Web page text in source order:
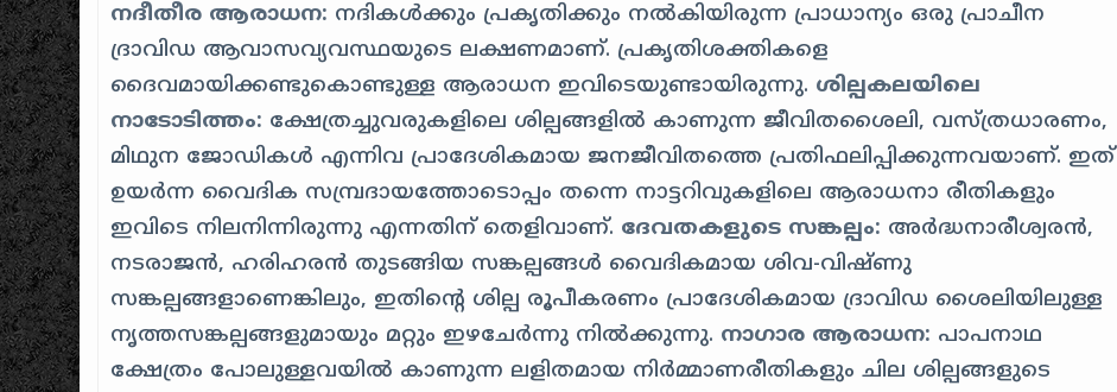
നദീതീര ആരാധന: നദികൾക്കും പ്രകൃതിക്കും നൽകിയിരുന്ന പ്രാധാന്യം ഒരു പ്രാചീന
ദ്രാവിഡ ആവാസവ്യവസ്ഥയുടെ ലക്ഷണമാണ്. പ്രകൃതിശക്തികളെ
ദൈവമായിക്കണ്ടുകൊണ്ടുള്ള ആരാധന ഇവിടെയുണ്ടായിരുന്നു. ശില്പകലയിലെ
നാടോടിത്തം: ക്ഷേത്രച്ചുവരുകളിലെ ശില്പങ്ങളിൽ കാണുന്ന ജീവിതശൈലി, വസ്ത്രധാരണം,
മിഥുന ജോഡികൾ എന്നിവ പ്രാദേശികമായ ജനജീവിതത്തെ പ്രതിഫലിപ്പിക്കുന്നവയാണ്. ഇത്
ഉയർന്ന വൈദിക സമ്പ്രദായത്തോടൊപ്പം തന്നെ നാട്ടറിവുകളിലെ ആരാധനാ രീതികളും
ഇവിടെ നിലനിന്നിരുന്നു എന്നതിന് തെളിവാണ്. ദേവതകളുടെ സങ്കല്പം: അർദ്ധനാരീശ്വരൻ,
നടരാജൻ, ഹരിഹരൻ തുടങ്ങിയ സങ്കല്പങ്ങൾ വൈദികമായ ശിവ-വിഷ്ണു
സങ്കല്പങ്ങളാണെങ്കിലും, ഇതിന്റെ ശില്പ രൂപീകരണം പ്രാദേശികമായ ദ്രാവിഡ ശൈലിയിലുള്ള
നൃത്തസങ്കല്പങ്ങളുമായും മറ്റും ഇഴചേർന്നു നിൽക്കുന്നു. നാഗാര ആരാധന: പാപനാഥ
ക്ഷേത്രം പോലുള്ളവയിൽ കാണുന്ന ലളിതമായ നിർമ്മാണരീതികളും ചില ശില്പങ്ങളുടെ